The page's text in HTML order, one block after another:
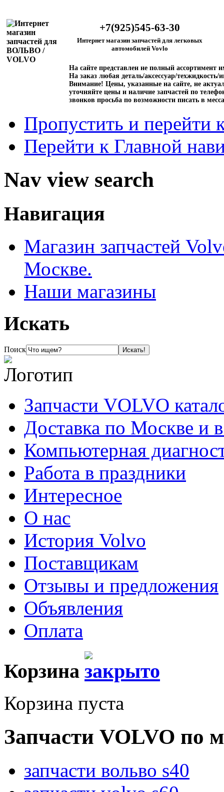
+7(925)545-63-30
Интернет магазин запчастей для легковых
автомобилей Vovlo
На сайте представлен не полный ассортимент
На заказ любая деталь/аксессуар/техжидкость/
Внимание! Цены, указанные на сайте, не
уточняйте цены и наличие запчастей по
звонков просьба по возможности писать в
Пропустить и перейти
Перейти к Главной
Nav view search
Навигация
Магазин запчастей
Москве.
Наши магазины
Искать
Поиск
Запчасти VOLVO
Доставка по Москве и
Компьютерная
Работа в праздники
Интересное
О нас
История Volvo
Поставщикам
Отзывы и предложения
Объявления
Оплата
Корзина
Корзина пуста
Запчасти VOLVO по
запчасти вольво s40